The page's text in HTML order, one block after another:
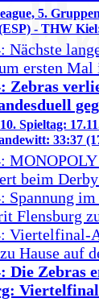
5.
- THW
Nächste
ersten Mal
Zebras
Spieltag:
33:37
beim
Spannung
Flensburg
Hause auf
Die